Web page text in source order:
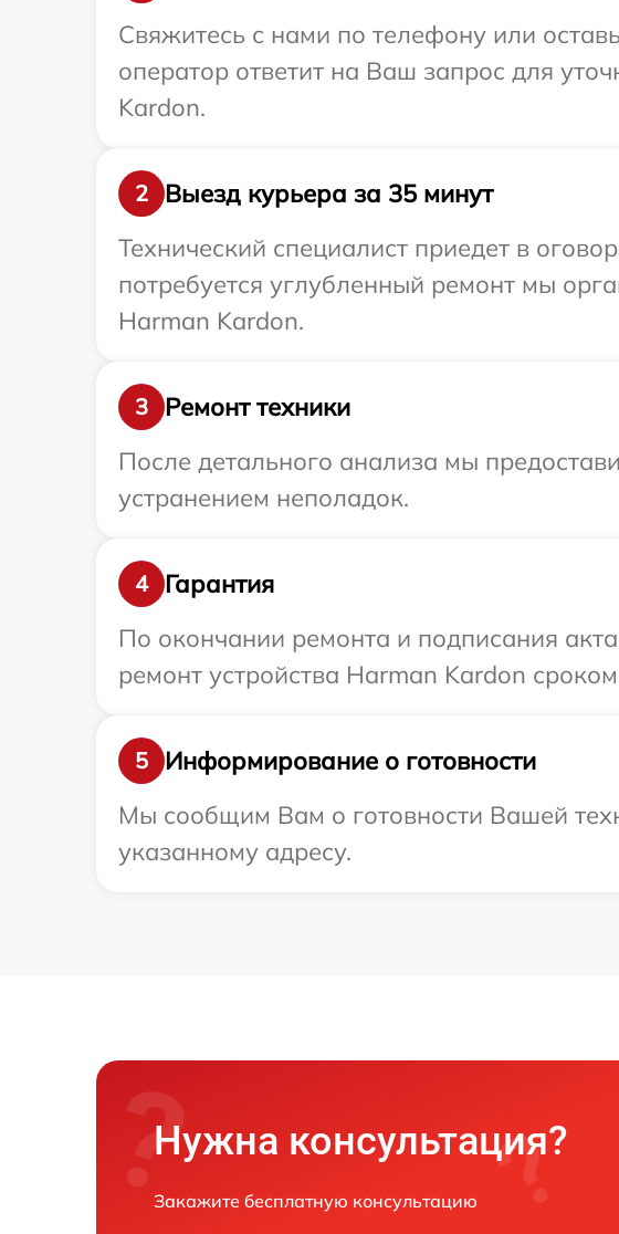
Свяжитесь с нами по телефону или
оператор ответит на Ваш запрос для
Kardon.
2
Выезд курьера за 35 минут
Технический специалист приедет в
потребуется углубленный ремонт мы
Harman Kardon.
3
Ремонт техники
После детального анализа мы
устранением неполадок.
4
Гарантия
По окончании ремонта и подписания
ремонт устройства Harman Kardon
5
Информирование о готовности
Мы сообщим Вам о готовности Вашей
указанному адресу.
Нужна консультация?
Закажите бесплатную консультацию